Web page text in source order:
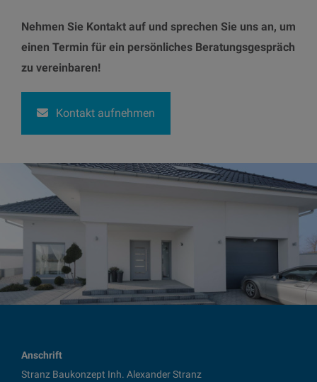
Nehmen Sie Kontakt auf und sprechen Sie uns an, um
einen Termin für ein persönliches Beratungsgespräch
zu vereinbaren!
Kontakt aufnehmen
Anschrift
Stranz Baukonzept Inh. Alexander Stranz